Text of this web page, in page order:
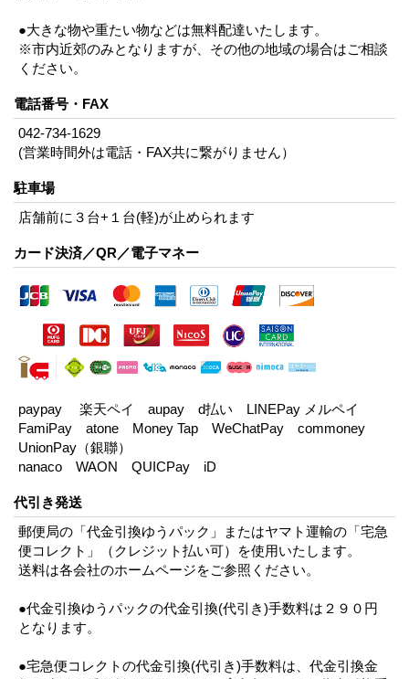
●大きな物や重たい物などは無料配達いたします。
※市内近郊のみとなりますが、その他の地域の場合はご相談
ください。
電話番号・FAX
042-734-1629
(営業時間外は電話・FAX共に繋がりません）
駐車場
店舗前に３台+１台(軽)が止められます
カード決済／QR／電子マネー
paypay 楽天ペイ aupay d払い LINEPay メルペイ
FamiPay atone Money Tap WeChatPay commoney
UnionPay（銀聯）
nanaco WAON QUICPay iD
代引き発送
郵便局の「代金引換ゆうパック」またはヤマト運輸の「宅急
便コレクト」（クレジット払い可）を使用いたします。
送料は各会社のホームページをご参照ください。
●代金引換ゆうパックの代金引換(代引き)手数料は２９０円
となります。
●宅急便コレクトの代金引換(代引き)手数料は、代金引換金